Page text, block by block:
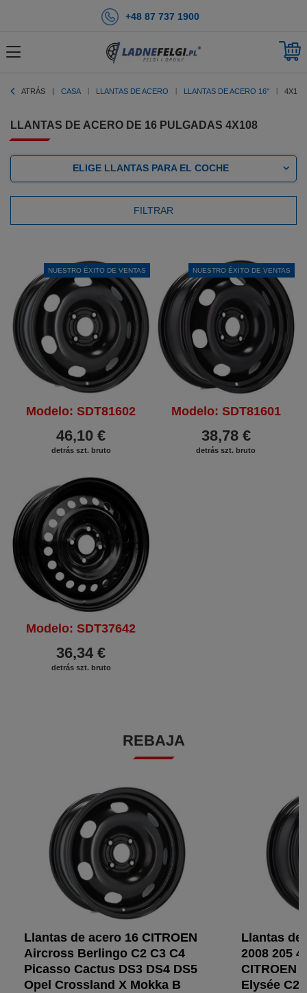
+48 87 737 1900
ATRÁS CASA LLANTAS DE ACERO LLANTAS DE ACERO 16'' 4X108
LLANTAS DE ACERO DE 16 PULGADAS 4X108
ELIGE LLANTAS PARA EL COCHE
FILTRAR
NUESTRO ÉXITO DE VENTAS
Modelo: SDT81602
46,10 €
detrás szt. bruto
NUESTRO ÉXITO DE VENTAS
Modelo: SDT81601
38,78 €
detrás szt. bruto
Modelo: SDT37642
36,34 €
detrás szt. bruto
REBAJA
Llantas de acero 16 CITROEN
Aircross Berlingo C2 C3 C4
Picasso Cactus DS3 DS4 DS5
Opel Crossland X Mokka B
Llantas de
2008 205
CITROEN
Elysée C2